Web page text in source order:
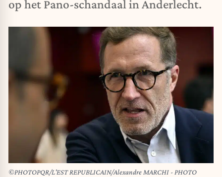
op het Pano-schandaal in Anderlecht.
©PHOTOPQR/L'EST REPUBLICAIN/Alexandre MARCHI - PHOTO